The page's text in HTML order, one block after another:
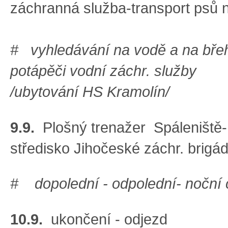
záchranná služba-transport psů
# vyhledávání na vodě a na
potápěči vodní záchr. služby
/ubytování HS Kramolín/
9.9. Plošný trenažer
středisko Jihočeské záchr.
# dopolední - odpolední- noční
10.9. ukončení - odjezd